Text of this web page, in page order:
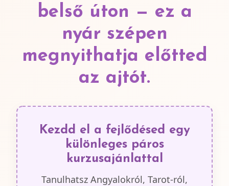
belső úton — ez a
nyár szépen
megnyithatja előtted
az ajtót.
Kezdd el a fejlődésed egy
különleges páros
kurzusajánlattal
Tanulhatsz Angyalokról, Tarot-ról,